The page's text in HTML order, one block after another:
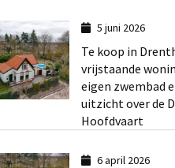
5 juni 2026
Te koop in
vrijstaande
eigen zwembad
uitzicht over de
Hoofdvaart
6 april 2026